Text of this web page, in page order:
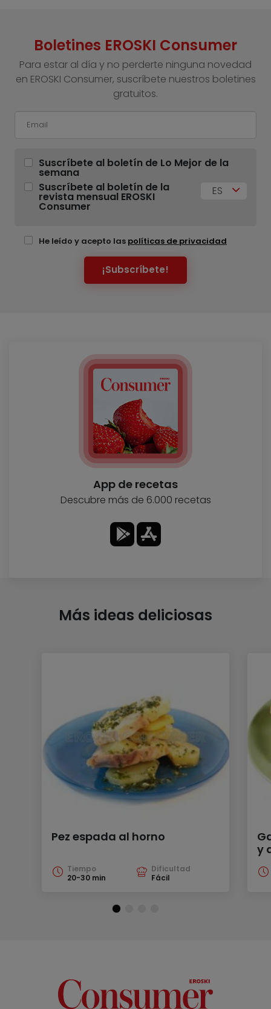
Boletines EROSKI Consumer
Para estar al día y no perderte ninguna novedad
en EROSKI Consumer, suscríbete nuestros boletines
gratuitos.
Suscríbete al boletín de Lo Mejor de la
semana
Suscríbete al boletín de la
revista mensual EROSKI
Consumer
ES
He leído y acepto las políticas de privacidad
¡Subscríbete!
App de recetas
Descubre más de 6.000 recetas
Más ideas deliciosas
Pez espada al horno
Tiempo
20-30 min
Dificultad
Fácil
y